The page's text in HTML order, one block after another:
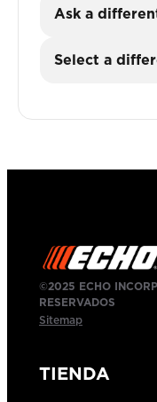
Ask a
Select a
©2025 ECHO
RESERVADOS
Sitemap
TIENDA